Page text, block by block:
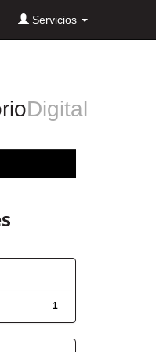
Servicios
Digital
1